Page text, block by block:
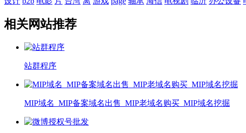
相关网站推荐
站群程序
MIP域名_MIP备案域名出售_MIP老域名购买_MIP域名挖掘